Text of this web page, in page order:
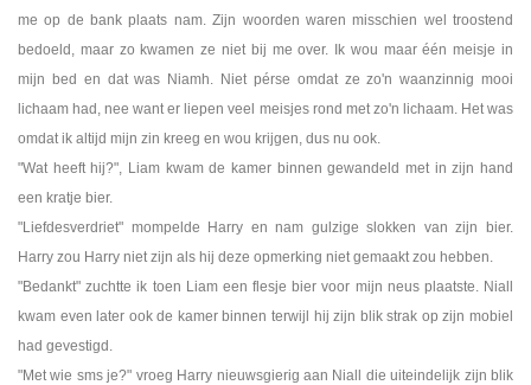
me op de bank plaats nam. Zijn woorden waren misschien wel troostend
bedoeld, maar zo kwamen ze niet bij me over. Ik wou maar één meisje in
mijn bed en dat was Niamh. Niet pérse omdat ze zo'n waanzinnig mooi
lichaam had, nee want er liepen veel meisjes rond met zo'n lichaam. Het was
omdat ik altijd mijn zin kreeg en wou krijgen, dus nu ook.
"Wat heeft hij?", Liam kwam de kamer binnen gewandeld met in zijn hand
een kratje bier.
"Liefdesverdriet" mompelde Harry en nam gulzige slokken van zijn bier.
Harry zou Harry niet zijn als hij deze opmerking niet gemaakt zou hebben.
"Bedankt" zuchtte ik toen Liam een flesje bier voor mijn neus plaatste. Niall
kwam even later ook de kamer binnen terwijl hij zijn blik strak op zijn mobiel
had gevestigd.
"Met wie sms je?" vroeg Harry nieuwsgierig aan Niall die uiteindelijk zijn blik